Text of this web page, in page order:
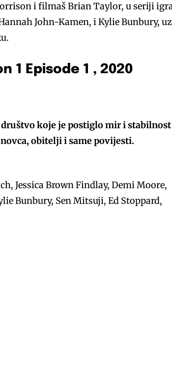
i filmaš Brian Taylor, u seriji
John-Kamen, i Kylie Bunbury, uz
1 Episode 1 , 2020
koje je postiglo mir i stabilnost
obitelji i same povijesti.
Jessica Brown Findlay, Demi Moore,
Bunbury, Sen Mitsuji, Ed Stoppard,